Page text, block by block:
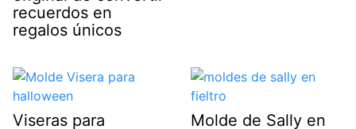
recuerdos en
regalos únicos
Viseras para
Molde de Sally en